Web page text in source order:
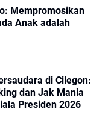
Mempromosikan
Anak adalah
di Cilegon:
dan Jak Mania
Presiden 2026